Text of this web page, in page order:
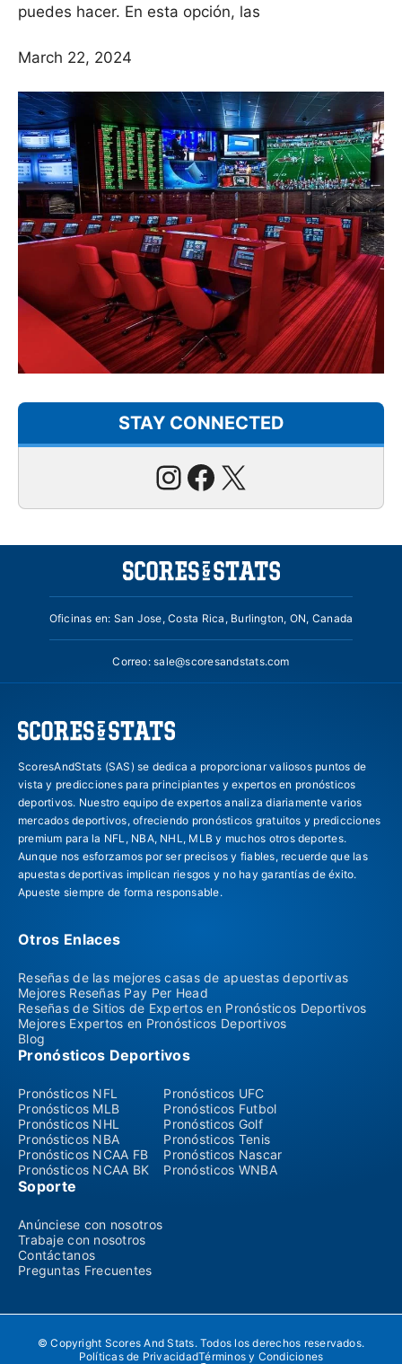
puedes hacer. En esta opción, las
March 22, 2024
STAY CONNECTED
Instagram
Facebook
X
Oficinas en: San Jose, Costa Rica, Burlington, ON, Canada
Correo:sale@scoresandstats.com
ScoresAndStats (SAS) se dedica a proporcionar valiosos puntos de
vista y predicciones para principiantes y expertos en pronósticos
deportivos. Nuestro equipo de expertos analiza diariamente varios
mercados deportivos, ofreciendo pronósticos gratuitos y predicciones
premium para la NFL, NBA, NHL, MLB y muchos otros deportes.
Aunque nos esforzamos por ser precisos y fiables, recuerde que las
apuestas deportivas implican riesgos y no hay garantías de éxito.
Apueste siempre de forma responsable.
Otros Enlaces
Reseñas de las mejores casas de apuestas deportivas
Mejores Reseñas Pay Per Head
Reseñas de Sitios de Expertos en Pronósticos Deportivos
Mejores Expertos en Pronósticos Deportivos
Blog
Pronósticos Deportivos
Pronósticos NFL
Pronósticos MLB
Pronósticos NHL
Pronósticos NBA
Pronósticos NCAA FB
Pronósticos NCAA BK
Pronósticos UFC
Pronósticos Futbol
Pronósticos Golf
Pronósticos Tenis
Pronósticos Nascar
Pronósticos WNBA
Soporte
Anúnciese con nosotros
Trabaje con nosotros
Contáctanos
Preguntas Frecuentes
© Copyright Scores And Stats. Todos los derechos reservados.
Políticas de PrivacidadTérminos y Condiciones